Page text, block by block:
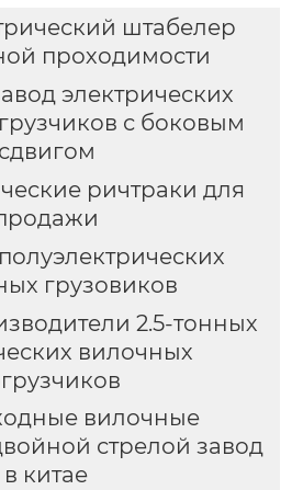
штабелер
проходимости
электрических
с боковым
сдвигом
ричтраки для
грузовиков
2.5-тонных
вилочных
вилочные
стрелой завод
в китае